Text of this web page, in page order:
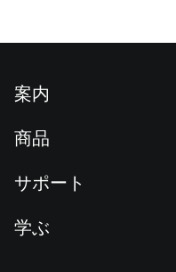
案内
ニュースルーム
F1 Oracle Red Bull Racing
商品
現物取引
サポート
学ぶ